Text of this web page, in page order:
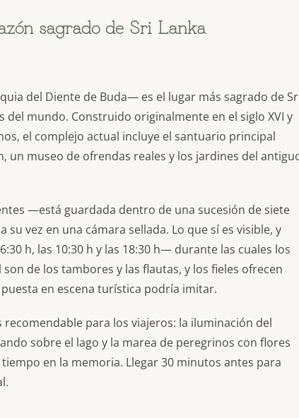
sagrado de Sri Lanka
del Diente de Buda— es el lugar más sagrado de
mundo. Construido originalmente en el siglo XVI y
el complejo actual incluye el santuario principal
un museo de ofrendas reales y los jardines del
—está guardada dentro de una sucesión de siete
vez en una cámara sellada. Lo que sí es visible, y
h, las 10:30 h y las 18:30 h— durante las cuales los
de los tambores y las flautas, y los fieles ofrecen
en escena turística podría imitar.
para los viajeros: la iluminación del
sobre el lago y la marea de peregrinos con flores
en la memoria. Llegar 30 minutos antes para